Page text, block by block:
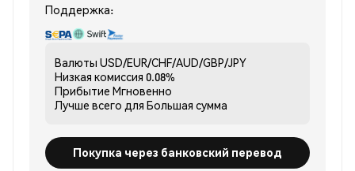
Поддержка:
Валюты USD/EUR/CHF/AUD/GBP/JPY
Низкая комиссия 0.08%
Прибытие Мгновенно
Лучше всего для Большая сумма
Покупка через банковский перевод